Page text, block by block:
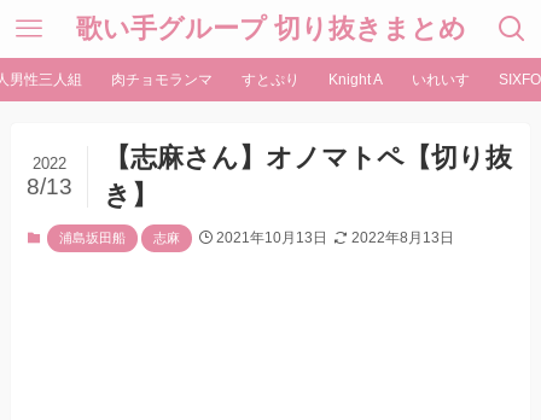
歌い手グループ 切り抜きまとめ
男性三人組 肉チョモランマ すとぷり Knight A いれいす
【志麻さん】オノマトペ【切り抜
き】
2022
8/13
浦島坂田船 志麻 2021年10月13日 2022年8月13日